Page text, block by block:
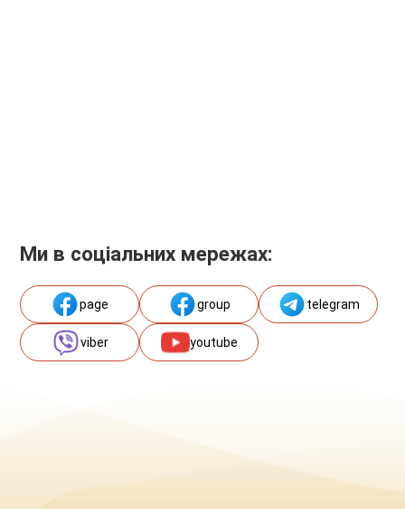
Ми в соціальних мережах:
page group telegram
viber youtube